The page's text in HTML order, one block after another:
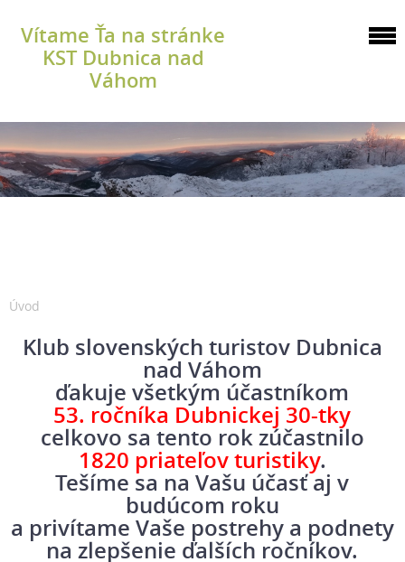
Vítame Ťa na stránke
KST Dubnica nad
Váhom
Úvod
Klub slovenských turistov Dubnica
nad Váhom
ďakuje všetkým účastníkom
53. ročníka Dubnickej 30-tky
celkovo sa tento rok zúčastnilo
1820 priateľov turistiky.
Tešíme sa na Vašu účasť aj v
budúcom roku
a privítame Vaše postrehy a podnety
na zlepšenie ďalších ročníkov.